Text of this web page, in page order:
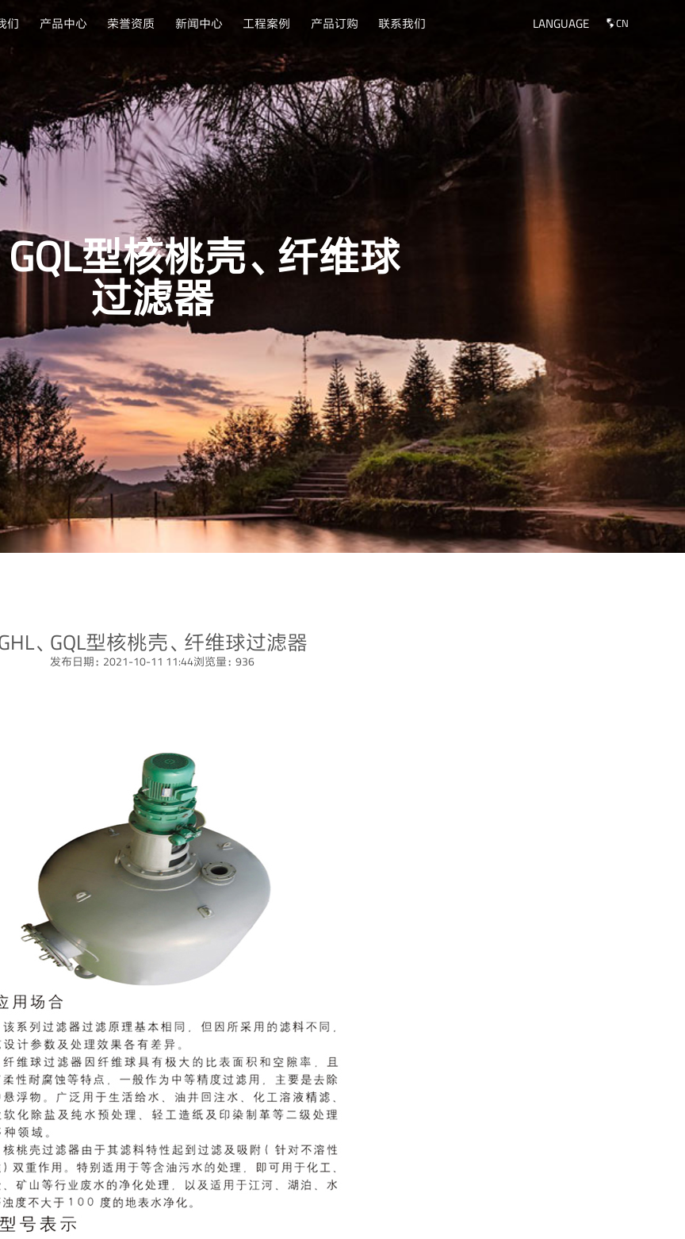
们 产品中心 荣誉资质 新闻中心 工程案例 产品订购 联系我们 LANGUAGE CN
GQL型核桃壳、纤维球
过滤器
、GQL型核桃壳、纤维球过滤器
发布日期：2021-10-11 11:44浏览量：936